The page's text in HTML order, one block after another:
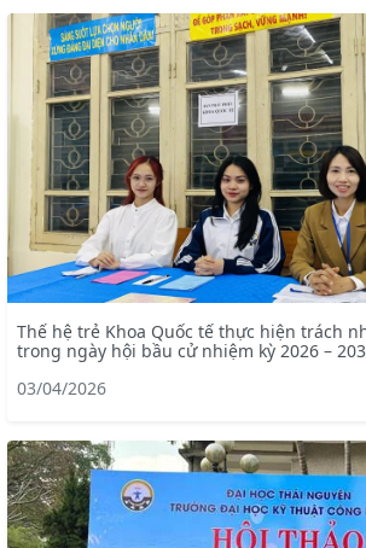
Thế hệ trẻ Khoa Quốc tế thực hiện trách
trong ngày hội bầu cử nhiệm kỳ 2026 –
03/04/2026